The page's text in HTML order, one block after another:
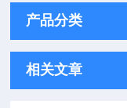
产品分类
相关文章